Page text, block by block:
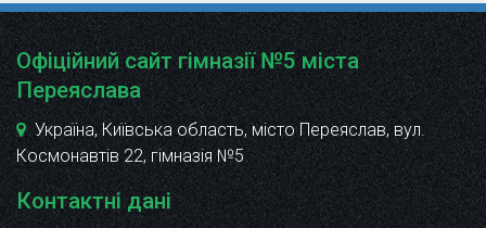
Офіційний сайт гімназії №5 міста
Переяслава
Україна, Київська область, місто Переяслав, вул.
Космонавтів 22, гімназія №5
Контактні дані